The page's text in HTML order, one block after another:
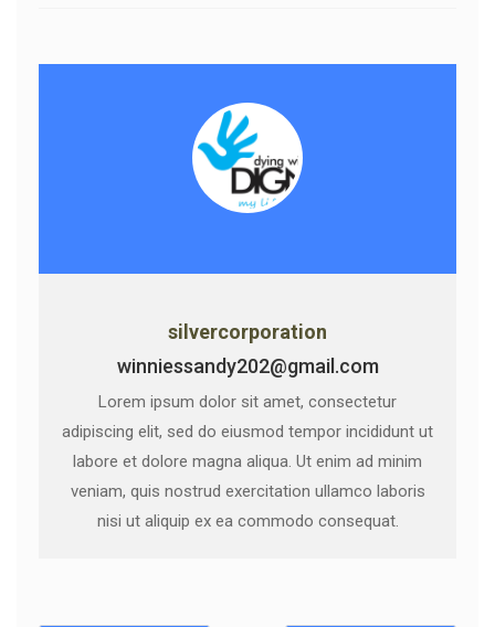
silvercorporation
winniessandy202@gmail.com
Lorem ipsum dolor sit amet, consectetur
adipiscing elit, sed do eiusmod tempor incididunt ut
labore et dolore magna aliqua. Ut enim ad minim
veniam, quis nostrud exercitation ullamco laboris
nisi ut aliquip ex ea commodo consequat.